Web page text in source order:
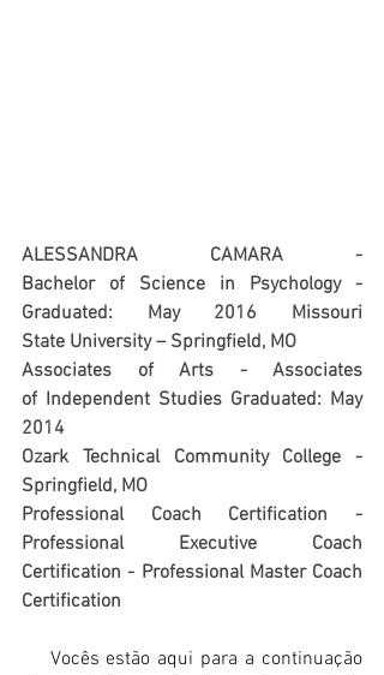
ALESSANDRA CAMARA -
Bachelor of Science in Psychology -
Graduated: May 2016 Missouri
State University – Springfield, MO
Associates of Arts - Associates
of Independent Studies Graduated: May
2014
Ozark Technical Community College -
Springfield, MO
Professional Coach Certification -
Professional Executive Coach
Certification - Professional Master Coach
Certification